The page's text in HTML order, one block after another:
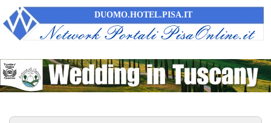
DUOMO.HOTEL.PISA.IT